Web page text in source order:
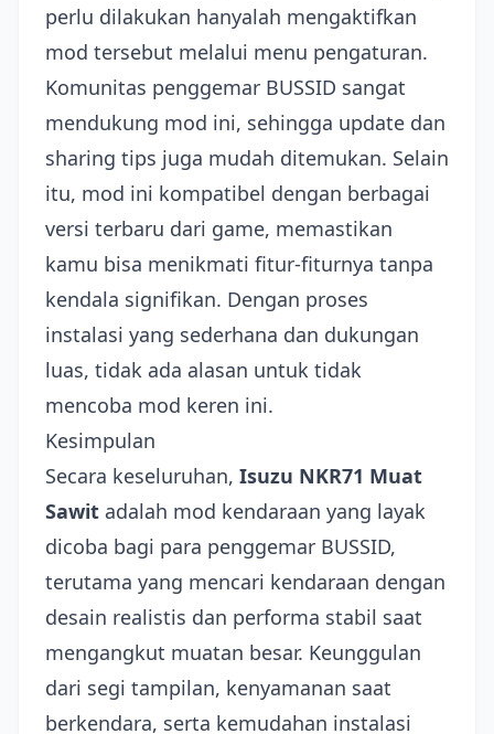
perlu dilakukan hanyalah mengaktifkan
mod tersebut melalui menu pengaturan.
Komunitas penggemar BUSSID sangat
mendukung mod ini, sehingga update dan
sharing tips juga mudah ditemukan. Selain
itu, mod ini kompatibel dengan berbagai
versi terbaru dari game, memastikan
kamu bisa menikmati fitur-fiturnya tanpa
kendala signifikan. Dengan proses
instalasi yang sederhana dan dukungan
luas, tidak ada alasan untuk tidak
mencoba mod keren ini.
Kesimpulan
Secara keseluruhan, Isuzu NKR71 Muat
Sawit adalah mod kendaraan yang layak
dicoba bagi para penggemar BUSSID,
terutama yang mencari kendaraan dengan
desain realistis dan performa stabil saat
mengangkut muatan besar. Keunggulan
dari segi tampilan, kenyamanan saat
berkendara, serta kemudahan instalasi